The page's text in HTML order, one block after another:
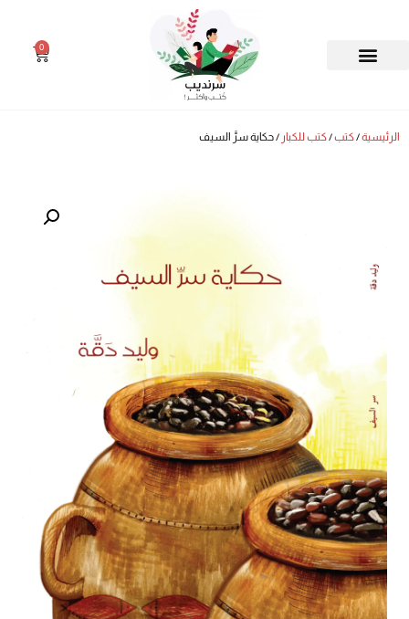
0
الرئيسية/كتب/كتب للكبار / حكاية سرَّ السيف